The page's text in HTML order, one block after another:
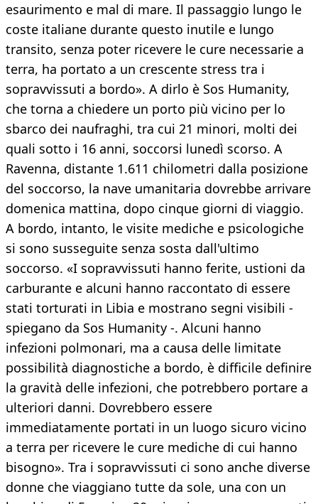
esaurimento e mal di mare. Il passaggio lungo le
coste italiane durante questo inutile e lungo
transito, senza poter ricevere le cure necessarie a
terra, ha portato a un crescente stress tra i
sopravvissuti a bordo». A dirlo è Sos Humanity,
che torna a chiedere un porto più vicino per lo
sbarco dei naufraghi, tra cui 21 minori, molti dei
quali sotto i 16 anni, soccorsi lunedì scorso. A
Ravenna, distante 1.611 chilometri dalla posizione
del soccorso, la nave umanitaria dovrebbe arrivare
domenica mattina, dopo cinque giorni di viaggio.
A bordo, intanto, le visite mediche e psicologiche
si sono susseguite senza sosta dall'ultimo
soccorso. «I sopravvissuti hanno ferite, ustioni da
carburante e alcuni hanno raccontato di essere
stati torturati in Libia e mostrano segni visibili -
spiegano da Sos Humanity -. Alcuni hanno
infezioni polmonari, ma a causa delle limitate
possibilità diagnostiche a bordo, è difficile definire
la gravità delle infezioni, che potrebbero portare a
ulteriori danni. Dovrebbero essere
immediatamente portati in un luogo sicuro vicino
a terra per ricevere le cure mediche di cui hanno
bisogno». Tra i sopravvissuti ci sono anche diverse
donne che viaggiano tutte da sole, una con un